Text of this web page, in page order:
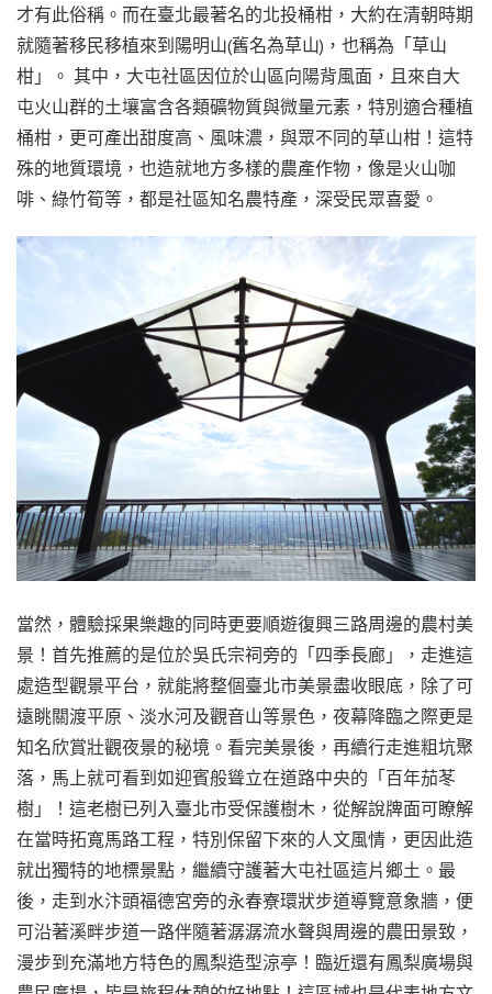
才有此俗稱。而在臺北最著名的北投桶柑，大約在清朝時期
就隨著移民移植來到陽明山(舊名為草山)，也稱為「草山
柑」。 其中，大屯社區因位於山區向陽背風面，且來自大
屯火山群的土壤富含各類礦物質與微量元素，特別適合種植
桶柑，更可產出甜度高、風味濃，與眾不同的草山柑！這特
殊的地質環境，也造就地方多樣的農產作物，像是火山咖
啡、綠竹筍等，都是社區知名農特產，深受民眾喜愛。
當然，體驗採果樂趣的同時更要順遊復興三路周邊的農村美
景！首先推薦的是位於吳氏宗祠旁的「四季長廊」，走進這
處造型觀景平台，就能將整個臺北市美景盡收眼底，除了可
遠眺關渡平原、淡水河及觀音山等景色，夜幕降臨之際更是
知名欣賞壯觀夜景的秘境。看完美景後，再續行走進粗坑聚
落，馬上就可看到如迎賓般聳立在道路中央的「百年茄苳
樹」！這老樹已列入臺北市受保護樹木，從解說牌面可瞭解
在當時拓寬馬路工程，特別保留下來的人文風情，更因此造
就出獨特的地標景點，繼續守護著大屯社區這片鄉土。最
後，走到水汴頭福德宮旁的永春寮環狀步道導覽意象牆，便
可沿著溪畔步道一路伴隨著潺潺流水聲與周邊的農田景致，
漫步到充滿地方特色的鳳梨造型涼亭！臨近還有鳳梨廣場與